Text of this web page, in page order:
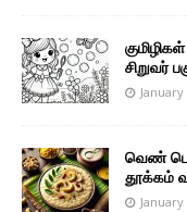
சிறுவர்
January
வெண்
தூக்கம்
January